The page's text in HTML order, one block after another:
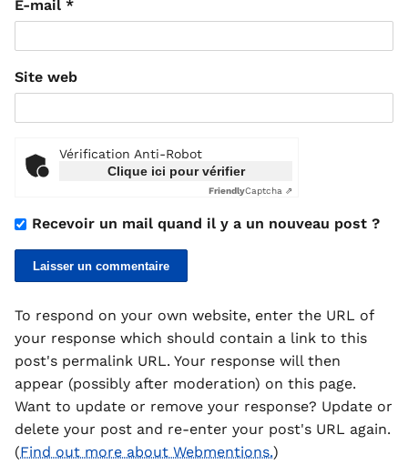
E-mail *
Site web
Vérification Anti-Robot
Clique ici pour vérifier
FriendlyCaptcha ⇗
Recevoir un mail quand il y a un nouveau post ?
To respond on your own website, enter the URL of
your response which should contain a link to this
post's permalink URL. Your response will then
appear (possibly after moderation) on this page.
Want to update or remove your response? Update or
delete your post and re-enter your post's URL again.
(Find out more about Webmentions.)